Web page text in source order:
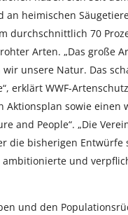
heimischen
durchschnittlich 70
Arten. „Das große
unsere Natur. Das
erklärt WWF-
sowie einen
and People“. „Die
die bisherigen Entwürfe
und
und den